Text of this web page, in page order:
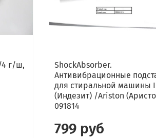
4 г/ш,
ShockAbsorber.
Антивибрационные
для стиральной машины
(Индезит) /Ariston
091814
799 руб